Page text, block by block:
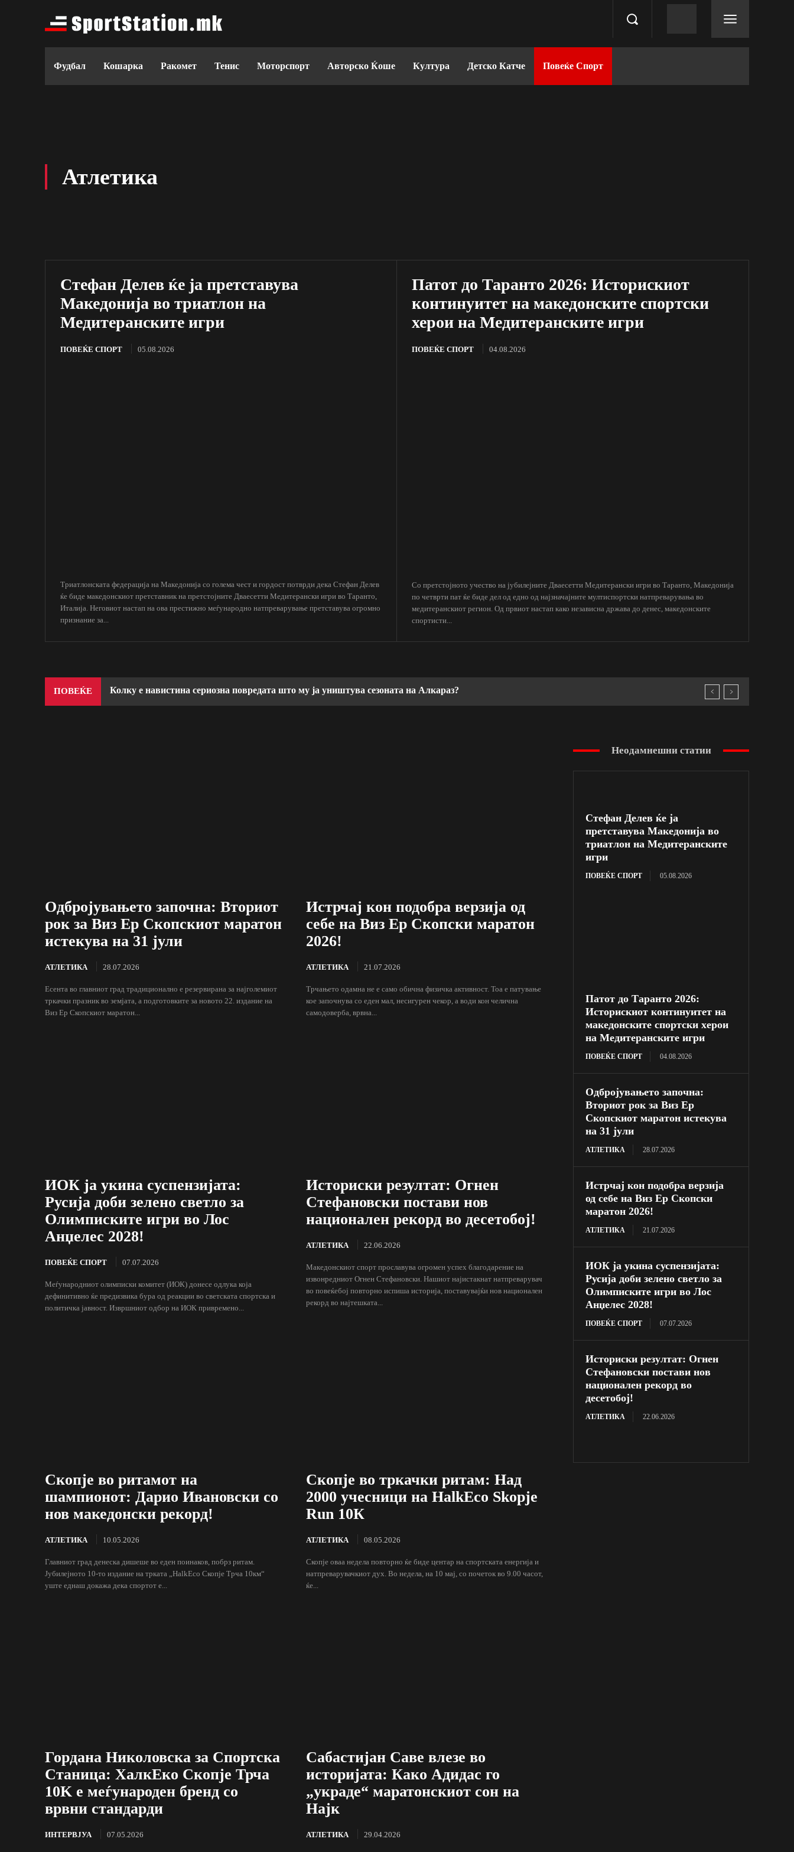
Фудбал Кошарка Ракомет Тенис Моторспорт Авторско Ќоше Култура Детско Катче Повеќе Спорт
Атлетика
Стефан Делев ќе ја претставува
Македонија во триатлон на
Медитеранските игри
ПОВЕЌЕ СПОРТ 05.08.2026
Триатлонската федерација на Македонија со голема чест и гордост потврди дека Стефан Делев
ќе биде македонскиот претставник на претстојните Дваесетти Медитерански игри во Таранто,
Италија. Неговиот настап на ова престижно меѓународно натпреварување претставува огромно
признание за...
Патот до Таранто 2026: Историскиот
континуитет на македонските спортски
херои на Медитеранските игри
ПОВЕЌЕ СПОРТ 04.08.2026
Со претстојното учество на јубилејните Дваесетти Медитерански игри во Таранто, Македонија
по четврти пат ќе биде дел од едно од најзначајните мултиспортски натпреварувања во
медитеранскиот регион. Од првиот настап како независна држава до денес, македонските
спортисти...
ПОВЕЌЕ Колку е навистина сериозна повредата што му ја уништува сезоната на Алкараз?
Одбројувањето започна: Вториот
рок за Виз Ер Скопскиот маратон
истекува на 31 јули
АТЛЕТИКА 28.07.2026
Есента во главниот град традиционално е резервирана за најголемиот
тркачки празник во земјата, а подготовките за новото 22. издание на
Виз Ер Скопскиот маратон...
Истрчај кон подобра верзија од
себе на Виз Ер Скопски маратон
2026!
АТЛЕТИКА 21.07.2026
Трчањето одамна не е само обична физичка активност. Тоа е патување
кое започнува со еден мал, несигурен чекор, а води кон челична
самодоверба, врвна...
ИОК ја укина суспензијата:
Русија доби зелено светло за
Олимписките игри во Лос
Анџелес 2028!
ПОВЕЌЕ СПОРТ 07.07.2026
Меѓународниот олимписки комитет (ИОК) донесе одлука која
дефинитивно ќе предизвика бура од реакции во светската спортска и
политичка јавност. Извршниот одбор на ИОК привремено...
Историски резултат: Огнен
Стефановски постави нов
национален рекорд во десетобој!
АТЛЕТИКА 22.06.2026
Македонскиот спорт прославува огромен успех благодарение на
извонредниот Огнен Стефановски. Нашиот најистакнат натпреварувач
во повеќебој повторно испиша историја, поставувајќи нов национален
рекорд во најтешката...
Скопје во ритамот на
шампионот: Дарио Ивановски со
нов македонски рекорд!
АТЛЕТИКА 10.05.2026
Главниот град денеска дишеше во еден поинаков, побрз ритам.
Јубилејното 10-то издание на трката „HalkEco Скопје Трча 10км“
уште еднаш докажа дека спортот е...
Скопје во тркачки ритам: Над
2000 учесници на HalkEco Skopje
Run 10К
АТЛЕТИКА 08.05.2026
Скопје оваа недела повторно ќе биде центар на спортската енергија и
натпреварувачкиот дух. Во недела, на 10 мај, со почеток во 9.00 часот,
ќе...
Гордана Николовска за Спортска
Станица: ХалкЕко Скопје Трча
10K е меѓународен бренд со
врвни стандарди
ИНТЕРВЈУА 07.05.2026
Сабастијан Саве влезе во
историјата: Како Адидас го
„украде“ маратонскиот сон на
Најк
АТЛЕТИКА 29.04.2026
Неодамнешни статии
Стефан Делев ќе ја
претставува Македонија во
триатлон на Медитеранските
игри
ПОВЕЌЕ СПОРТ 05.08.2026
Патот до Таранто 2026:
Историскиот континуитет на
македонските спортски херои
на Медитеранските игри
ПОВЕЌЕ СПОРТ 04.08.2026
Одбројувањето започна:
Вториот рок за Виз Ер
Скопскиот маратон истекува
на 31 јули
АТЛЕТИКА 28.07.2026
Истрчај кон подобра верзија
од себе на Виз Ер Скопски
маратон 2026!
АТЛЕТИКА 21.07.2026
ИОК ја укина суспензијата:
Русија доби зелено светло за
Олимписките игри во Лос
Анџелес 2028!
ПОВЕЌЕ СПОРТ 07.07.2026
Историски резултат: Огнен
Стефановски постави нов
национален рекорд во
десетобој!
АТЛЕТИКА 22.06.2026